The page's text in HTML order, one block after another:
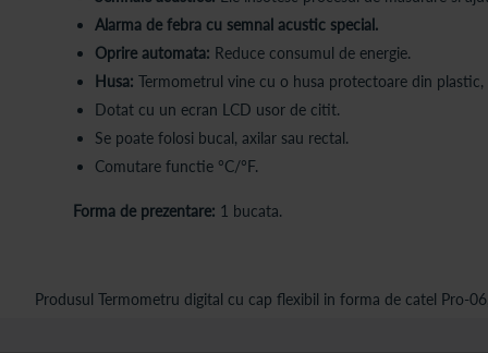
Alarma de febra cu semnal acustic special.
Oprire automata: Reduce consumul de energie.
Husa: Termometrul vine cu o husa protectoare din
Dotat cu un ecran LCD usor de citit.
Se poate folosi bucal, axilar sau rectal.
Comutare functie °С/°F.
Forma de prezentare: 1 bucata.
Produsul Termometru digital cu cap flexibil in forma de catel Pro-